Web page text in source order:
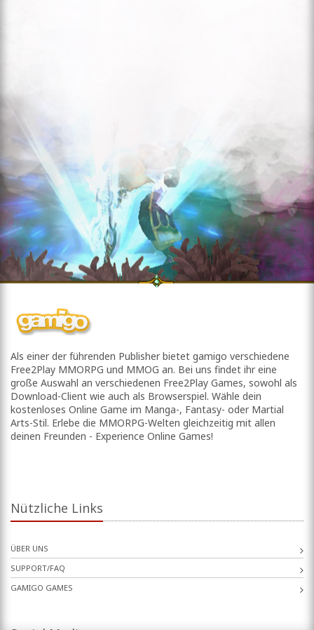
Als einer der führenden Publisher bietet gamigo verschiedene
Free2Play MMORPG und MMOG an. Bei uns findet ihr eine
große Auswahl an verschiedenen Free2Play Games, sowohl als
Download-Client wie auch als Browserspiel. Wähle dein
kostenloses Online Game im Manga-, Fantasy- oder Martial
Arts-Stil. Erlebe die MMORPG-Welten gleichzeitig mit allen
deinen Freunden - Experience Online Games!
Nützliche Links
ÜBER UNS
SUPPORT/FAQ
GAMIGO GAMES